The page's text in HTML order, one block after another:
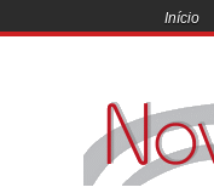
Início